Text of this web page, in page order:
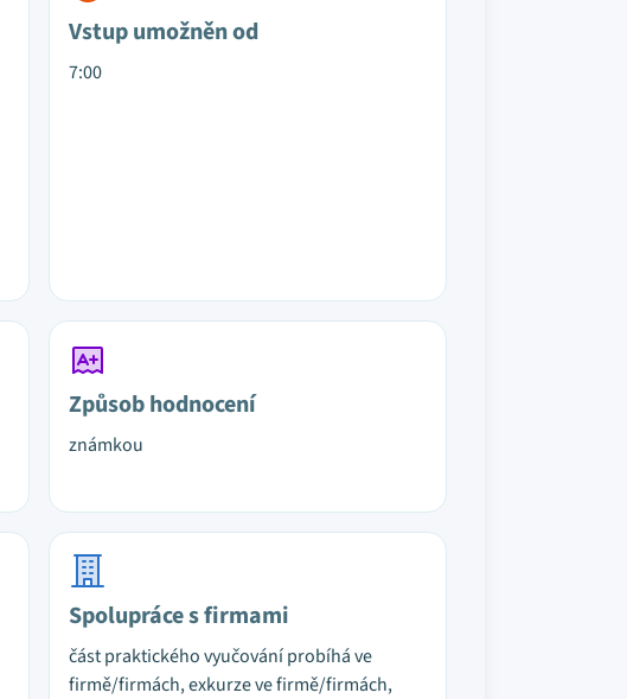
Vstup umožněn od
7:00
Způsob hodnocení
známkou
Spolupráce s firmami
část praktického vyučování probíhá ve
firmě/firmách, exkurze ve firmě/firmách,